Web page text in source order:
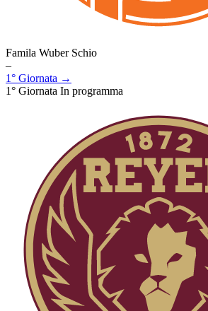
Famila Wuber Schio
–
1° Giornata →
1° Giornata In programma